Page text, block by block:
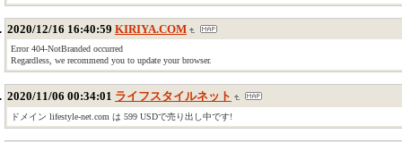
2020/12/16 16:40:59 KIRIYA.COM
Error 404-NotBranded occurred
Regardless, we recommend you to update your browser.
2020/11/06 00:34:01 ライフスタイルネット
ドメイン lifestyle-net.com は 599 USDで売り出し中です!